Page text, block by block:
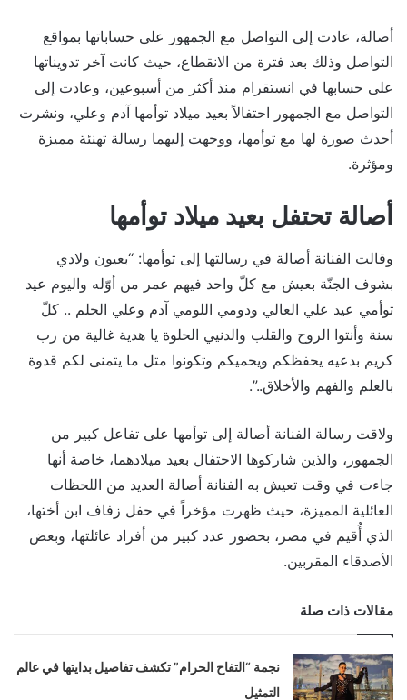
أصالة، عادت إلى التواصل مع الجمهور على حساباتها بمواقع
التواصل وذلك بعد فترة من الانقطاع، حيث كانت آخر تدويناتها
على حسابها في انستقرام منذ أكثر من أسبوعين، وعادت إلى
التواصل مع الجمهور احتفالاً بعيد ميلاد توأمها آدم وعلي، ونشرت
أحدث صورة لها مع توأمها، ووجهت إليهما رسالة تهنئة مميزة
ومؤثرة.
أصالة تحتفل بعيد ميلاد توأمها
وقالت الفنانة أصالة في رسالتها إلى توأمها: “بعيون ولادي
بشوف الجنّة بعيش مع كلّ واحد فيهم عمر من أوّله واليوم عيد
توأمي عيد علي العالي ودومي اللومي آدم وعلي الحلم .. كلّ
سنة وأنتوا الروح والقلب والدنيي الحلوة يا هدية غالية من رب
كريم بدعيه يحفظكم ويحميكم وتكونوا متل ما يتمنى لكم قدوة
بالعلم والفهم والأخلاق..”.
ولاقت رسالة الفنانة أصالة إلى توأمها على تفاعل كبير من
الجمهور، والذين شاركوها الاحتفال بعيد ميلادهما، خاصة أنها
جاءت في وقت تعيش به الفنانة أصالة العديد من اللحظات
العائلية المميزة، حيث ظهرت مؤخراً في حفل زفاف ابن أختها،
الذي أُقيم في مصر، بحضور عدد كبير من أفراد عائلتها، وبعض
الأصدقاء المقربين.
مقالات ذات صلة
نجمة “التفاح الحرام” تكشف تفاصيل بدايتها في عالم
التمثيل